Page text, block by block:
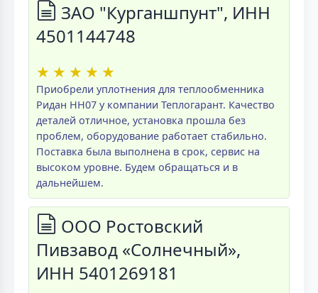
ЗАО "Курганшпунт", ИНН
4501144748
★ ★ ★ ★ ★
Приобрели уплотнения для теплообменника
Ридан НН07 у компании Теплогарант. Качество
деталей отличное, установка прошла без
проблем, оборудование работает стабильно.
Поставка была выполнена в срок, сервис на
высоком уровне. Будем обращаться и в
дальнейшем.
ООО Ростовский
Пивзавод «Солнечный»,
ИНН 5401269181